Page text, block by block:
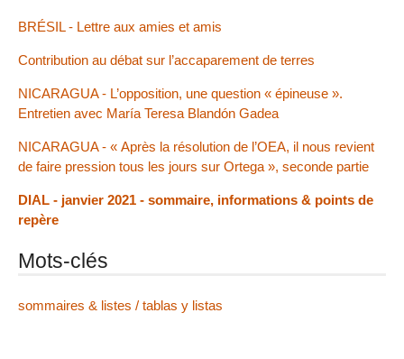
BRÉSIL - Lettre aux amies et amis
Contribution au débat sur l’accaparement de terres
NICARAGUA - L’opposition, une question « épineuse ».
Entretien avec María Teresa Blandón Gadea
NICARAGUA - « Après la résolution de l’OEA, il nous revient
de faire pression tous les jours sur Ortega », seconde partie
DIAL - janvier 2021 - sommaire, informations & points de
repère
Mots-clés
sommaires & listes / tablas y listas